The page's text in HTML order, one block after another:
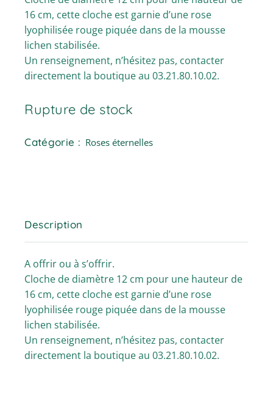
16 cm, cette cloche est garnie d’une rose
lyophilisée rouge piquée dans de la mousse
lichen stabilisée.
Un renseignement, n’hésitez pas, contacter
directement la boutique au 03.21.80.10.02.
Rupture de stock
Catégorie : Roses éternelles
Description
A offrir ou à s’offrir.
Cloche de diamètre 12 cm pour une hauteur de
16 cm, cette cloche est garnie d’une rose
lyophilisée rouge piquée dans de la mousse
lichen stabilisée.
Un renseignement, n’hésitez pas, contacter
directement la boutique au 03.21.80.10.02.